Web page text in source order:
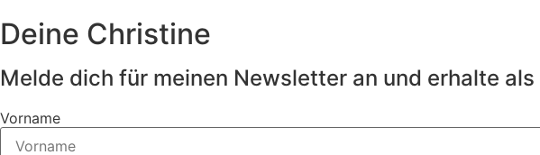
Deine Christine
Melde dich für meinen Newsletter an und erhalte
Vorname